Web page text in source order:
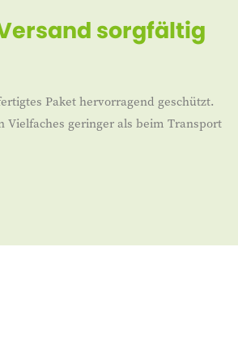
sorgfältig
Paket hervorragend geschützt.
Vielfaches geringer als beim Transport